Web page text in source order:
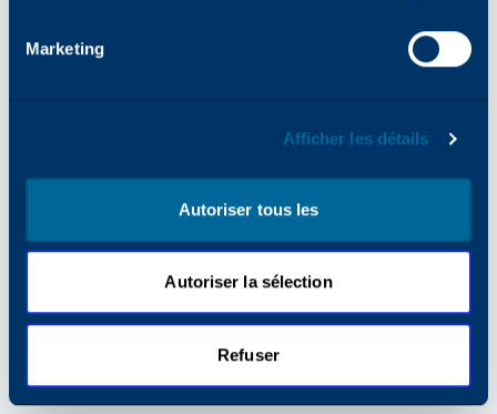
Marketing
Afficher les détails
Autoriser tous les
Autoriser la sélection
Refuser